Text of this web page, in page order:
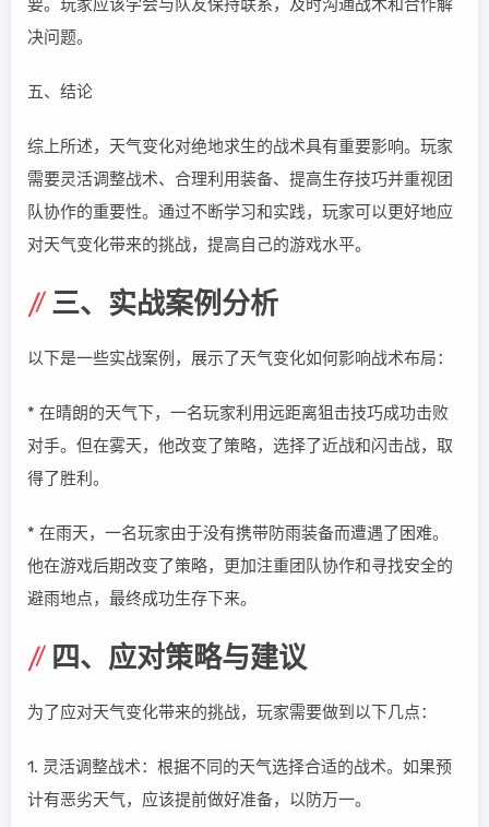
要。玩家应该学会与队友保持联系，及时沟通战术和合作解
决问题。
五、结论
综上所述，天气变化对绝地求生的战术具有重要影响。玩家
需要灵活调整战术、合理利用装备、提高生存技巧并重视团
队协作的重要性。通过不断学习和实践，玩家可以更好地应
对天气变化带来的挑战，提高自己的游戏水平。
三、实战案例分析
以下是一些实战案例，展示了天气变化如何影响战术布局：
* 在晴朗的天气下，一名玩家利用远距离狙击技巧成功击败
对手。但在雾天，他改变了策略，选择了近战和闪击战，取
得了胜利。
* 在雨天，一名玩家由于没有携带防雨装备而遭遇了困难。
他在游戏后期改变了策略，更加注重团队协作和寻找安全的
避雨地点，最终成功生存下来。
四、应对策略与建议
为了应对天气变化带来的挑战，玩家需要做到以下几点：
1. 灵活调整战术：根据不同的天气选择合适的战术。如果预
计有恶劣天气，应该提前做好准备，以防万一。